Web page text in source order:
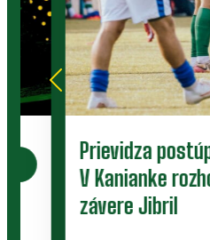
Prievidza postúpila
V Kanianke rozhodol
závere Jibril